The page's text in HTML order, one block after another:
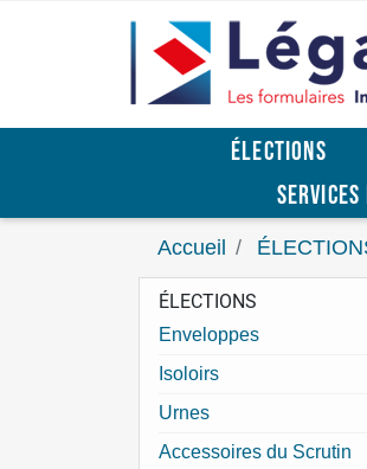
ÉLECTIONS
Accueil
ÉLECTIONS
Enveloppes
Isoloirs
Urnes
Accessoires du Scrutin